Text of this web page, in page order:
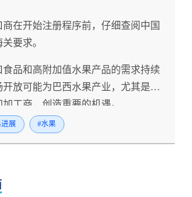
在开始注册程序前，仔细查阅中国
要求。
食品和高附加值水果产品的需求持续
放可能为巴西水果产业，尤其是热
工商，创造重要的机遇。
展 #水果